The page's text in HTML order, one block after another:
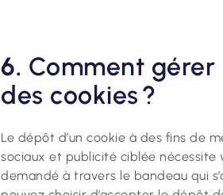
6. Comment
des cookies ?
Le dépôt d’un cookie à des fins de
sociaux et publicité ciblée
demandé à travers le bandeau qui